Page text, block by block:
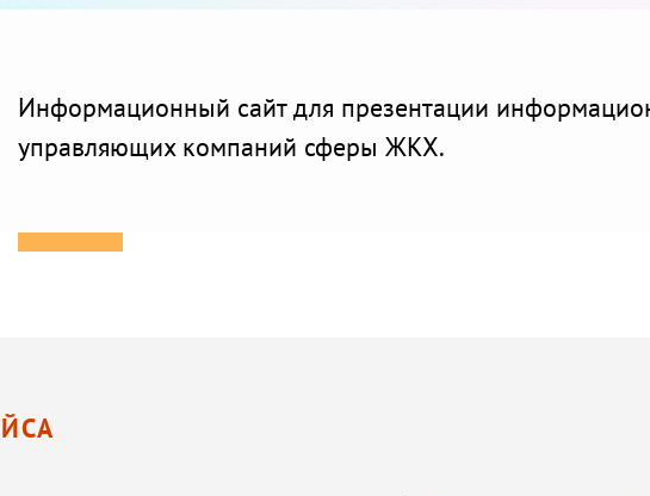
Информационный сайт для презентации
управляющих компаний сферы ЖКХ.